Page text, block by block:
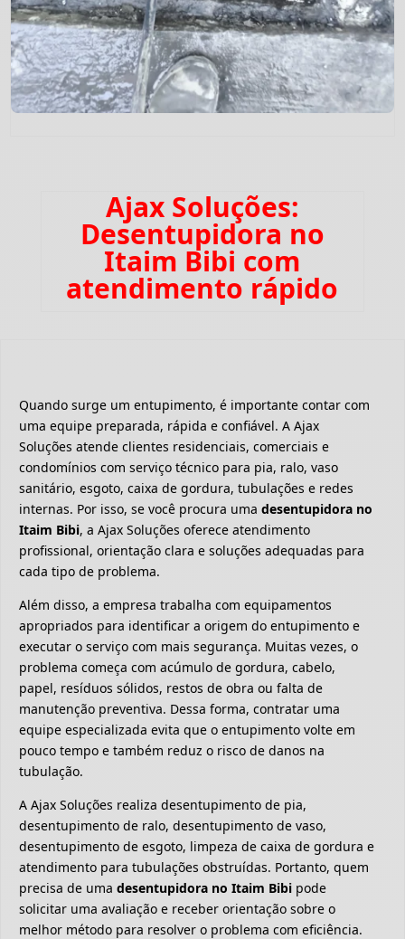
Ajax Soluções:
Desentupidora no
Itaim Bibi com
atendimento rápido
Quando surge um entupimento, é importante contar com
uma equipe preparada, rápida e confiável. A Ajax
Soluções atende clientes residenciais, comerciais e
condomínios com serviço técnico para pia, ralo, vaso
sanitário, esgoto, caixa de gordura, tubulações e redes
internas. Por isso, se você procura uma desentupidora no
Itaim Bibi, a Ajax Soluções oferece atendimento
profissional, orientação clara e soluções adequadas para
cada tipo de problema.
Além disso, a empresa trabalha com equipamentos
apropriados para identificar a origem do entupimento e
executar o serviço com mais segurança. Muitas vezes, o
problema começa com acúmulo de gordura, cabelo,
papel, resíduos sólidos, restos de obra ou falta de
manutenção preventiva. Dessa forma, contratar uma
equipe especializada evita que o entupimento volte em
pouco tempo e também reduz o risco de danos na
tubulação.
A Ajax Soluções realiza desentupimento de pia,
desentupimento de ralo, desentupimento de vaso,
desentupimento de esgoto, limpeza de caixa de gordura e
atendimento para tubulações obstruídas. Portanto, quem
precisa de uma desentupidora no Itaim Bibi pode
solicitar uma avaliação e receber orientação sobre o
melhor método para resolver o problema com eficiência.